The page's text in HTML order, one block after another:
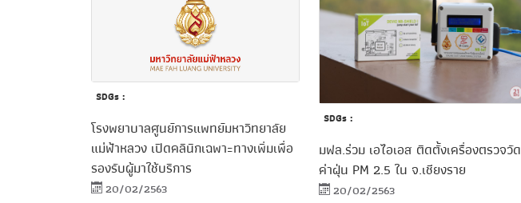
SDGs :
โรงพยาบาลศูนย์การแพทย์มหาวิทยาลัย
แม่ฟ้าหลวง เปิดคลินิกเฉพาะทางเพิ่มเพื่อ
รองรับผู้มาใช้บริการ
20/02/2563
SDGs :
มฟล.ร่วม เอไอเอส ติดตั้งเครื่องตรวจวัด
ค่าฝุ่น PM 2.5 ใน จ.เชียงราย
20/02/2563